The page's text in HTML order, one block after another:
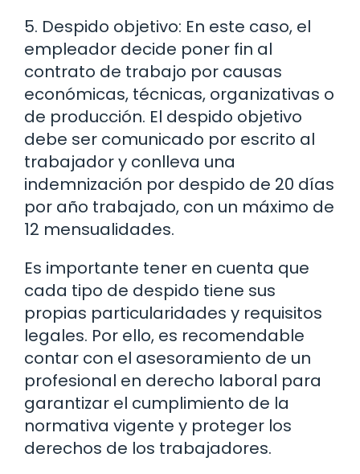
5. Despido objetivo: En este caso, el
empleador decide poner fin al
contrato de trabajo por causas
económicas, técnicas, organizativas o
de producción. El despido objetivo
debe ser comunicado por escrito al
trabajador y conlleva una
indemnización por despido de 20 días
por año trabajado, con un máximo de
12 mensualidades.
Es importante tener en cuenta que
cada tipo de despido tiene sus
propias particularidades y requisitos
legales. Por ello, es recomendable
contar con el asesoramiento de un
profesional en derecho laboral para
garantizar el cumplimiento de la
normativa vigente y proteger los
derechos de los trabajadores.